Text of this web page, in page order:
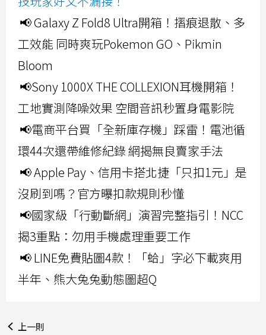
📢 Galaxy Z Fold8 Ultra開箱！摺痕退散、多
工效能 同時爽玩Pokemon GO、Pikmin
Bloom
📢Sony 1000X THE COLLEXION耳機開箱！
工地實測降噪效果 空間音訊秒置身電影院
📢電商平台買「全新庫存機」踩雷！電池循
環44次還帶維修紀錄 網揭無良賣家手法
📢 Apple Pay、信用卡搭北捷「只扣1元」是
沒刷到嗎？官方曝扣款規則秒懂
📢國家級「行動斷網」演習完整指引！NCC
揭3重點：勿用手機處理重要工作
📢 LINE免費貼圖4款！「蛤」字必下載爽用
半年、熊大兔兔動態圖超Q
上一則